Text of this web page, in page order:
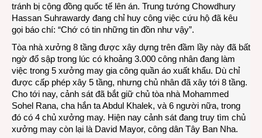
tránh bị cộng đồng quốc tế lên án. Trung tướng Chowdhury
Hassan Suhrawardy đang chỉ huy công việc cứu hộ đã kêu
gọi báo chí: “Chớ có tin những tin đồn như vậy”.
Tòa nhà xưởng 8 tầng được xây dựng trên đầm lầy này đã bất
ngờ đổ sập trong lúc có khoảng 3.000 công nhân đang làm
việc trong 5 xưởng may gia công quần áo xuất khẩu. Dù chỉ
được cấp phép xây 5 tầng, nhưng chủ nhân đã xây tới 8 tầng.
Cho tới nay, cảnh sát đã bắt giữ chủ tòa nhà Mohammed
Sohel Rana, cha hắn ta Abdul Khalek, và 6 người nữa, trong
đó có 4 chủ xưởng may. Hiện nay cảnh sát đang truy tìm chủ
xưởng may còn lại là David Mayor, công dân Tây Ban Nha.